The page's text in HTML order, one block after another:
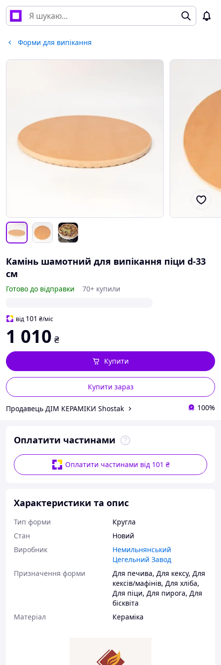
Форми для випікання
Камінь шамотний для випікання піци d-33
см
Готово до відправки 70+ купили
від 101 ₴/міс
1 010 ₴
Купити зараз
Купити
Продавець ДІМ КЕРАМІКИ Shostak 100%
Оплатити частинами
Оплатити частинами від 101 ₴
Характеристики та опис
Тип форми
Кругла
Стан
Новий
Виробник
Немильнянський
Цегельний Завод
Призначення форми
Для печива, Для кексу, Для
кексів/мафінів, Для хліба,
Для піци, Для пирога, Для
бісквіта
Матеріал
Кераміка